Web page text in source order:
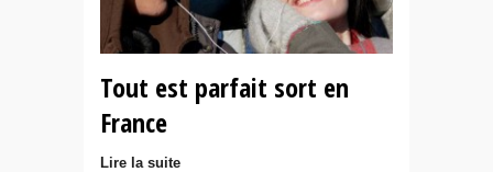
Tout est parfait sort en
France
Lire la suite